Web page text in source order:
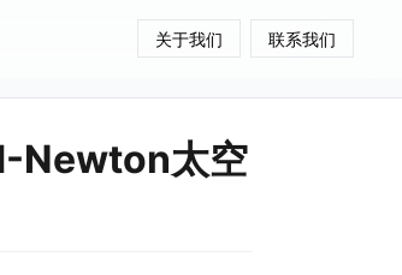
关于我们 联系我们
Newton太空